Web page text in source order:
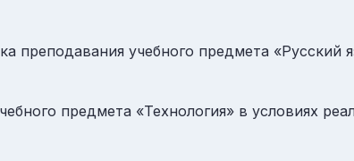
преподавания учебного предмета «Русский
предмета «Технология» в условиях